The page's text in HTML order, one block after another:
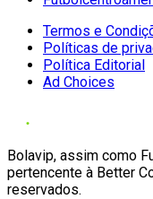
Termos e
Políticas de
Política Editorial
Ad Choices
Bolavip, assim como
pertencente à Better
reservados.